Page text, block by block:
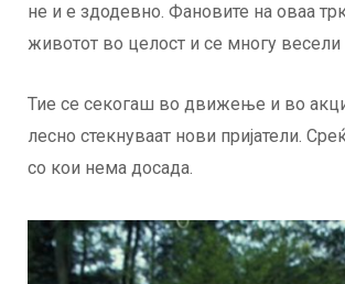
не и е здодевно. Фановите на оваа
животот во целост и се многу весели
Тие се секогаш во движење и во
лесно стекнуваат нови пријатели.
со кои нема досада.